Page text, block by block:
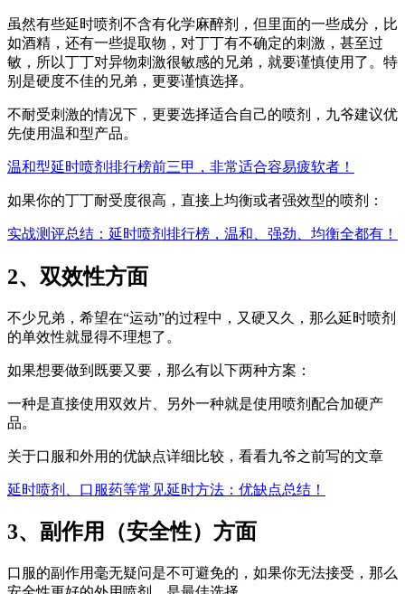
虽然有些延时喷剂不含有化学麻醉剂，但里面的一些成分，比
如酒精，还有一些提取物，对丁丁有不确定的刺激，甚至过
敏，所以丁丁对异物刺激很敏感的兄弟，就要谨慎使用了。特
别是硬度不佳的兄弟，更要谨慎选择。
不耐受刺激的情况下，更要选择适合自己的喷剂，九爷建议优
先使用温和型产品。
温和型延时喷剂排行榜前三甲，非常适合容易疲软者！
如果你的丁丁耐受度很高，直接上均衡或者强效型的喷剂：
实战测评总结：延时喷剂排行榜，温和、强劲、均衡全都有！
2、双效性方面
不少兄弟，希望在“运动”的过程中，又硬又久，那么延时喷剂
的单效性就显得不理想了。
如果想要做到既要又要，那么有以下两种方案：
一种是直接使用双效片、另外一种就是使用喷剂配合加硬产
品。
关于口服和外用的优缺点详细比较，看看九爷之前写的文章
延时喷剂、口服药等常见延时方法：优缺点总结！
3、副作用（安全性）方面
口服的副作用毫无疑问是不可避免的，如果你无法接受，那么